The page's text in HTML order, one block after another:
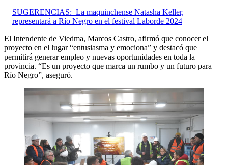
SUGERENCIAS: La maquinchense Natasha Keller,
representará a Río Negro en el festival Laborde 2024
El Intendente de Viedma, Marcos Castro, afirmó que conocer el
proyecto en el lugar “entusiasma y emociona” y destacó que
permitirá generar empleo y nuevas oportunidades en toda la
provincia. “Es un proyecto que marca un rumbo y un futuro para
Río Negro”, aseguró.